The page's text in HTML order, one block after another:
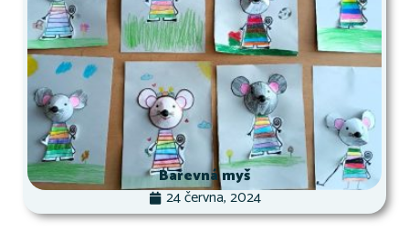
Barevná myš
24 června, 2024